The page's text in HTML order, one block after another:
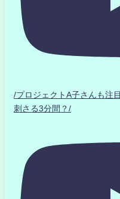
/プロジェクトA子さんも
刺さる3分間？/